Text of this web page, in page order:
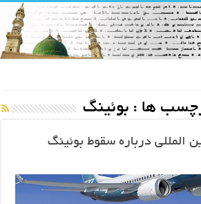
ها : بوئینگ
المللی درباره سقوط بوئینگ